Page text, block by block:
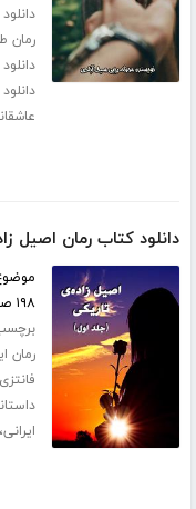
رمان
دانلود کتاب رمان اصیل
۱۹۸ صفحه
رمان
فانتزی
ایرانی